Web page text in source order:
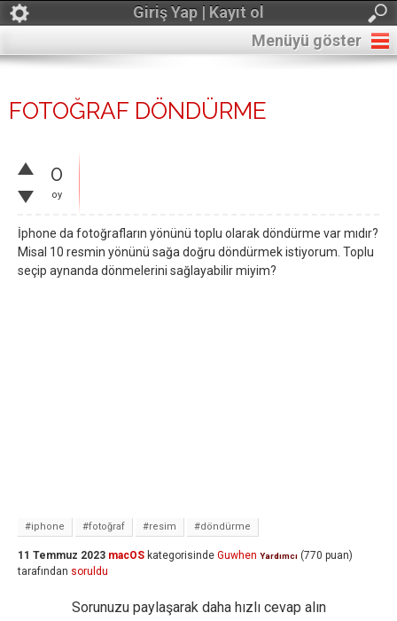
Giriş Yap | Kayıt ol
Menüyü göster
FOTOĞRAF DÖNDÜRME
0
oy
İphone da fotoğrafların yönünü toplu olarak döndürme var mıdır?
Misal 10 resmin yönünü sağa doğru döndürmek istiyorum. Toplu
seçip aynanda dönmelerini sağlayabilir miyim?
#iphone #fotoğraf #resim #döndürme
11 Temmuz 2023 macOS kategorisinde Guwhen Yardımcı (770 puan)
tarafından soruldu
Sorunuzu paylaşarak daha hızlı cevap alın